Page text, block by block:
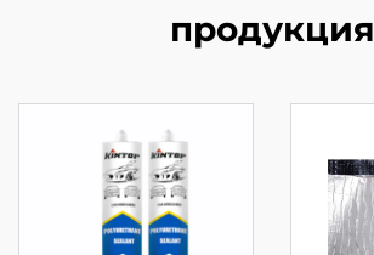
продукция